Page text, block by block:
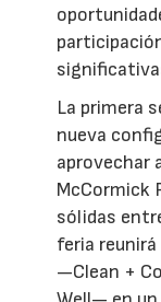
La primera
nueva
aprovechar
McCormick
sólidas
feria
—Clean +